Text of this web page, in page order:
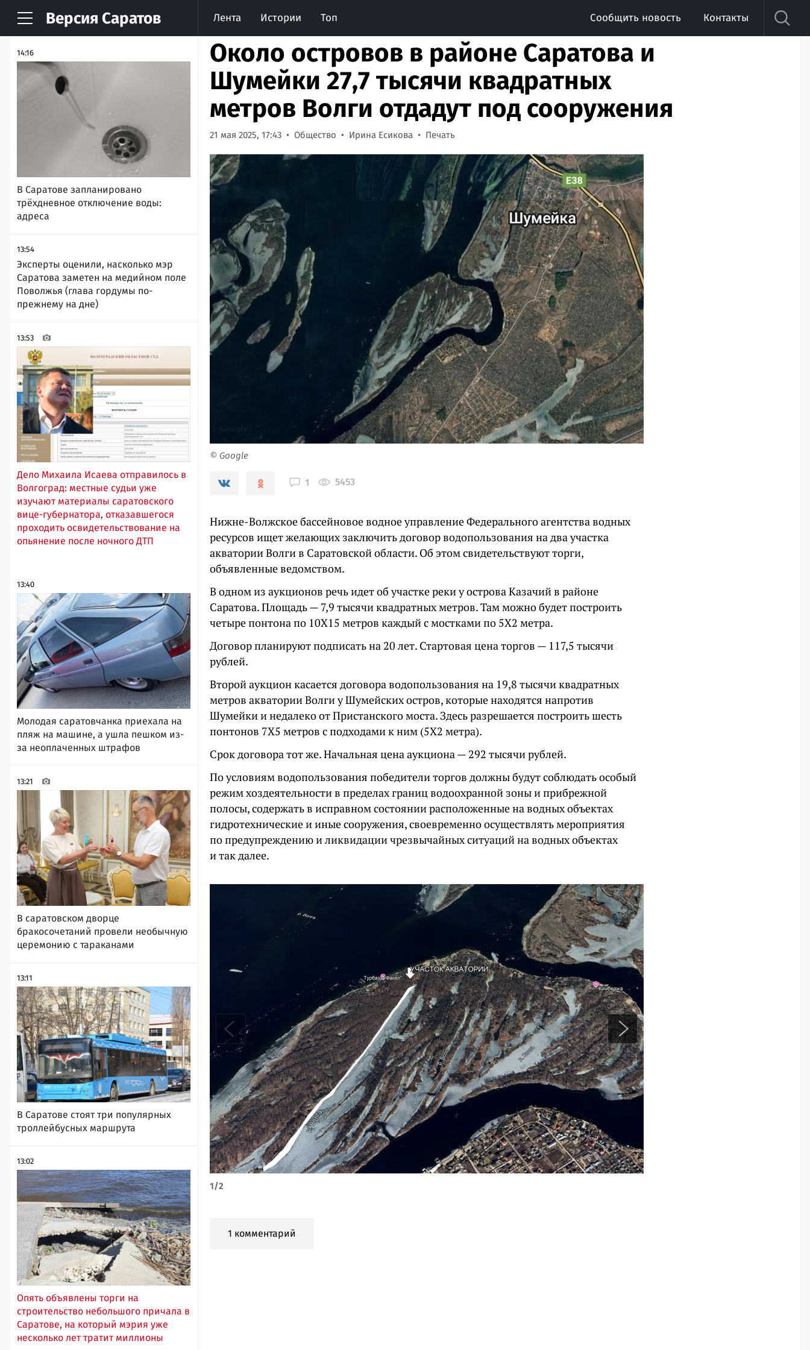
Версия Саратов Лента Истории Топ Сообщить новость Контакты
НОВОСТИ АРХИВ
14:16
В Саратове запланировано
трёхдневное отключение воды:
адреса
13:54
Эксперты оценили, насколько мэр
Саратова заметен на медийном поле
Поволжья (глава гордумы по-
прежнему на дне)
13:53
Дело Михаила Исаева отправилось в
Волгоград: местные судьи уже
изучают материалы саратовского
вице-губернатора, отказавшегося
проходить освидетельствование на
опьянение после ночного ДТП
13:40
Молодая саратовчанка приехала на
пляж на машине, а ушла пешком из-
за неоплаченных штрафов
13:21
В саратовском дворце
бракосочетаний провели необычную
церемонию с тараканами
13:11
В Саратове стоят три популярных
троллейбусных маршрута
13:02
Опять объявлены торги на
строительство небольшого причала в
Саратове, на который мэрия уже
несколько лет тратит миллионы
Около островов в районе Саратова и
Шумейки 27,7 тысячи квадратных
метров Волги отдадут под сооружения
21 мая 2025, 17:43 Общество Ирина Есикова Печать
© Google
1 5453
Нижне-Волжское бассейновое водное управление Федерального агентства водных
ресурсов ищет желающих заключить договор водопользования на два участка
акватории Волги в Саратовской области. Об этом свидетельствуют торги,
объявленные ведомством.
В одном из аукционов речь идет об участке реки у острова Казачий в районе
Саратова. Площадь — 7,9 тысячи квадратных метров. Там можно будет построить
четыре понтона по 10Х15 метров каждый с мостками по 5Х2 метра.
Договор планируют подписать на 20 лет. Стартовая цена торгов — 117,5 тысячи
рублей.
Второй аукцион касается договора водопользования на 19,8 тысячи квадратных
метров акватории Волги у Шумейских остров, которые находятся напротив
Шумейки и недалеко от Пристанского моста. Здесь разрешается построить шесть
понтонов 7Х5 метров с подходами к ним (5Х2 метра).
Срок договора тот же. Начальная цена аукциона — 292 тысячи рублей.
По условиям водопользования победители торгов должны будут соблюдать особый
режим хоздеятельности в пределах границ водоохранной зоны и прибрежной
полосы, содержать в исправном состоянии расположенные на водных объектах
гидротехнические и иные сооружения, своевременно осуществлять мероприятия
по предупреждению и ликвидации чрезвычайных ситуаций на водных объектах
и так далее.
1/2
1 комментарий